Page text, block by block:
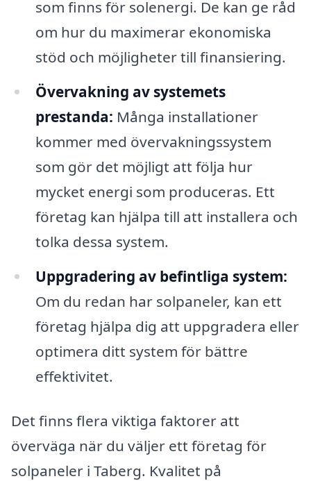
som finns för solenergi. De kan ge råd
om hur du maximerar ekonomiska
stöd och möjligheter till finansiering.
Övervakning av systemets
prestanda: Många installationer
kommer med övervakningssystem
som gör det möjligt att följa hur
mycket energi som produceras. Ett
företag kan hjälpa till att installera och
tolka dessa system.
Uppgradering av befintliga system:
Om du redan har solpaneler, kan ett
företag hjälpa dig att uppgradera eller
optimera ditt system för bättre
effektivitet.
Det finns flera viktiga faktorer att
överväga när du väljer ett företag för
solpaneler i Taberg. Kvalitet på